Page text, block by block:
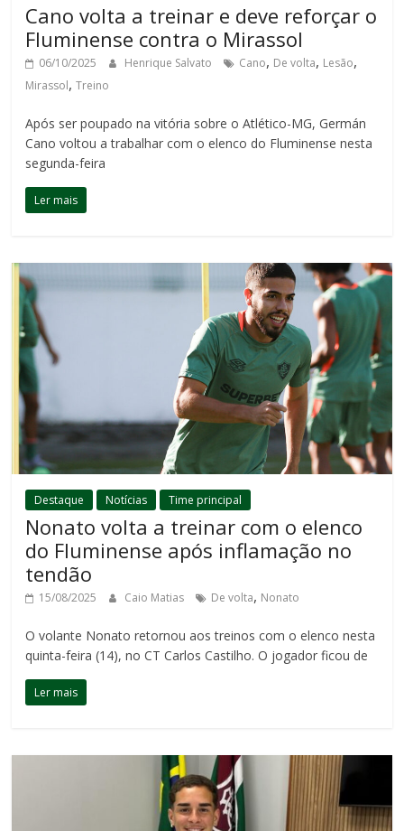
Cano volta a treinar e deve reforçar o
Fluminense contra o Mirassol
06/10/2025 Henrique Salvato Cano, De volta, Lesão,
Mirassol,Treino
Após ser poupado na vitória sobre o Atlético-MG, Germán
Cano voltou a trabalhar com o elenco do Fluminense nesta
segunda-feira
Ler mais
Destaque Notícias Time principal
Nonato volta a treinar com o elenco
do Fluminense após inflamação no
tendão
15/08/2025 Caio Matias De volta, Nonato
O volante Nonato retornou aos treinos com o elenco nesta
quinta-feira (14), no CT Carlos Castilho. O jogador ficou de
Ler mais